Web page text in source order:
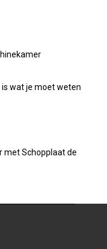
wat je moet weten
met Schopplaat de